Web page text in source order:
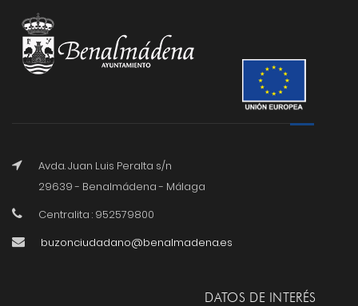
Avda. Juan Luis Peralta s/n
29639 - Benalmádena - Málaga
Centralita : 952579800
buzonciudadano@benalmadena.es
DATOS DE INTERÉS